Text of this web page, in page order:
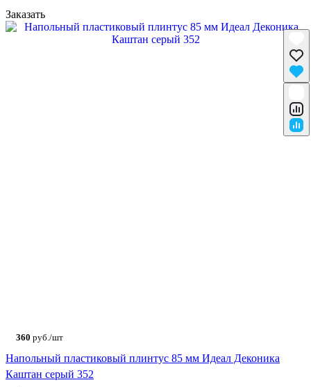
Заказать
360 руб./шт
Напольный пластиковый плинтус 85 мм Идеал Деконика
Каштан серый 352